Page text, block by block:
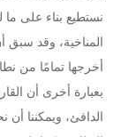
نستطيع بناء على ما
المناخية، وقد سبق
أخرجها تمامًا من
بعبارة أخرى أن
الدافئ، ويمكننا